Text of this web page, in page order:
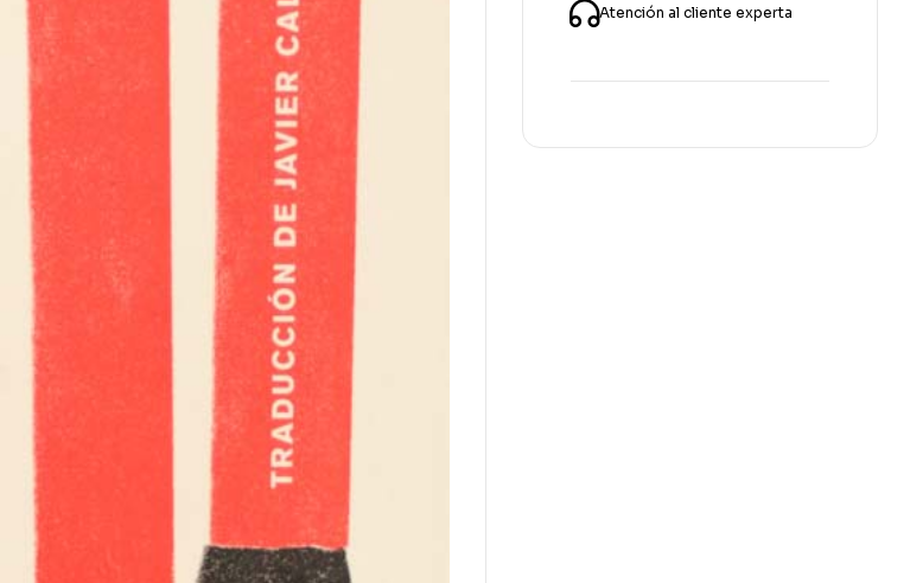
Atención al cliente experta